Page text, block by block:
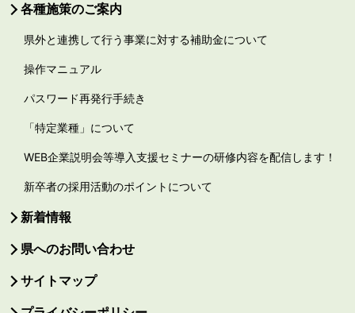
各種施策のご案内
県外と連携して行う事業に対する補助金について
操作マニュアル
パスワード再発行手続き
「特定業種」について
WEB企業説明会等導入支援セミナーの研修内容を配信します！
新卒者の採用活動のポイントについて
新着情報
県へのお問い合わせ
サイトマップ